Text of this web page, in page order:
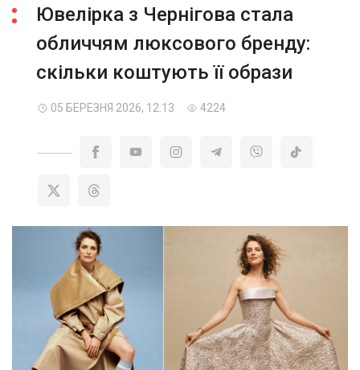
Ювелірка з Чернігова стала
обличчям люксового бренду:
скільки коштують її образи
05 БЕРЕЗНЯ 2026, 12:13 4224